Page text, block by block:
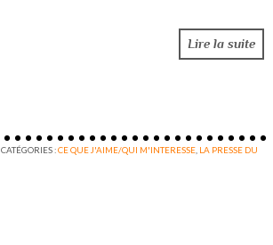
Lire la suite
CATÉGORIES :CE QUE J'AIME/QUI M'INTERESSE LA PRESSE DU